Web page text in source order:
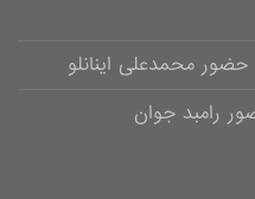
محمدعلی اینانلو
رامبد جوان